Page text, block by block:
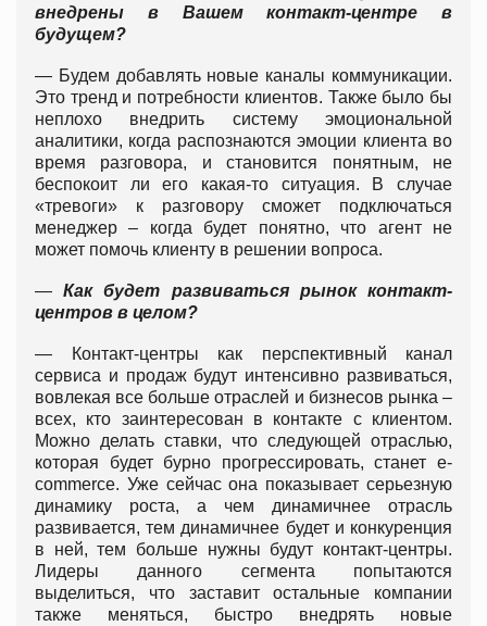
внедрены в Вашем контакт-центре в
будущем?
— Будем добавлять новые каналы коммуникации.
Это тренд и потребности клиентов. Также было бы
неплохо внедрить систему эмоциональной
аналитики, когда распознаются эмоции клиента во
время разговора, и становится понятным, не
беспокоит ли его какая-то ситуация. В случае
«тревоги» к разговору сможет подключаться
менеджер – когда будет понятно, что агент не
может помочь клиенту в решении вопроса.
—Как будет развиваться рынок контакт-
центров в целом?
— Контакт-центры как перспективный канал
сервиса и продаж будут интенсивно развиваться,
вовлекая все больше отраслей и бизнесов рынка –
всех, кто заинтересован в контакте с клиентом.
Можно делать ставки, что следующей отраслью,
которая будет бурно прогрессировать, станет e-
commerce. Уже сейчас она показывает серьезную
динамику роста, а чем динамичнее отрасль
развивается, тем динамичнее будет и конкуренция
в ней, тем больше нужны будут контакт-центры.
Лидеры данного сегмента попытаются
выделиться, что заставит остальные компании
также меняться, быстро внедрять новые